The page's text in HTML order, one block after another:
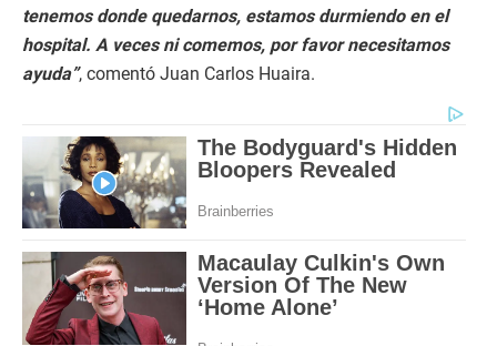
tenemos donde quedarnos, estamos durmiendo en el
hospital. A veces ni comemos, por favor necesitamos
ayuda”, comentó Juan Carlos Huaira.